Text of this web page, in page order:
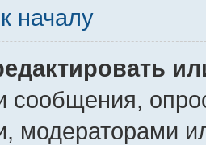
началу
сообщения,
модераторами